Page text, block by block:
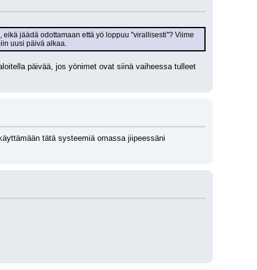
jäädä odottamaan että yö loppuu ''virallisesti''? Viime
uusi päivä alkaa.
päivää, jos yönimet ovat siinä vaiheessa tulleet
tätä systeemiä omassa jiipeessäni